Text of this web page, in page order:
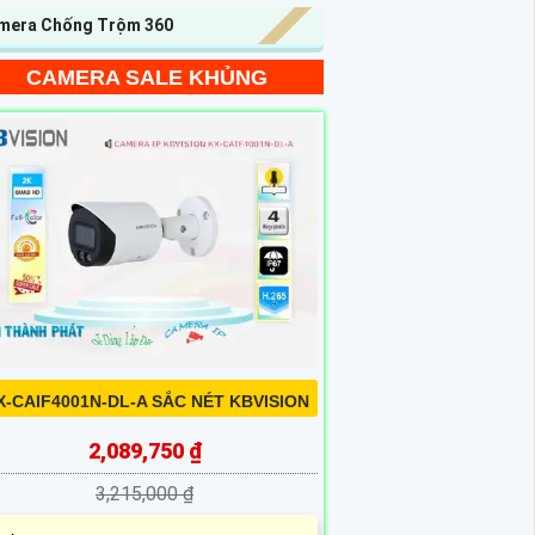
Chống Trộm 360
CAMERA SALE KHỦNG
CAIF4001N-DL-A SẮC NÉT KBVISION
2,089,750 ₫
3,215,000 ₫